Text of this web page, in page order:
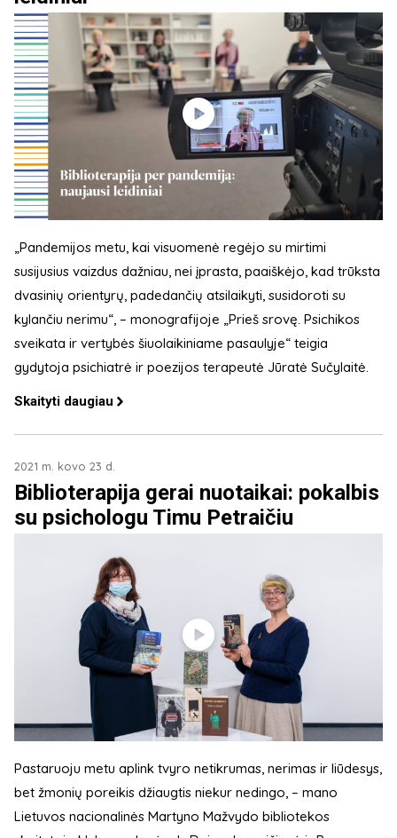
„Pandemijos metu, kai visuomenė regėjo su mirtimi
susijusius vaizdus dažniau, nei įprasta, paaiškėjo, kad trūksta
dvasinių orientyrų, padedančių atsilaikyti, susidoroti su
kylančiu nerimu“, – monografijoje „Prieš srovę. Psichikos
sveikata ir vertybės šiuolaikiniame pasaulyje“ teigia
gydytoja psichiatrė ir poezijos terapeutė Jūratė Sučylaitė.
Skaityti daugiau
2021 m. kovo 23 d.
Biblioterapija gerai nuotaikai: pokalbis
su psichologu Timu Petraičiu
Pastaruoju metu aplink tvyro netikrumas, nerimas ir liūdesys,
bet žmonių poreikis džiaugtis niekur nedingo, – mano
Lietuvos nacionalinės Martyno Mažvydo bibliotekos